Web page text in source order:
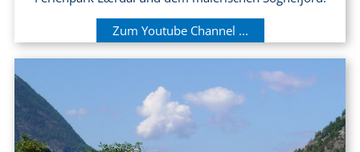
Zum Youtube Channel ...